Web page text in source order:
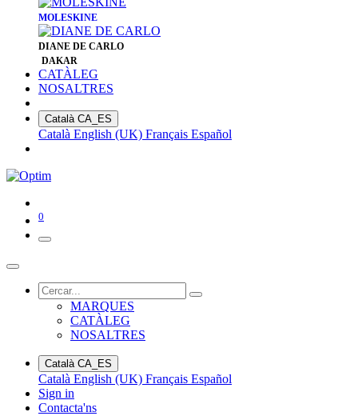
MOLESKINE
DIANE DE CARLO
DAKAR
CATÀLEG
NOSALTRES
Català CA_ES
Català English (UK) Français Español
0
MARQUES
CATÀLEG
NOSALTRES
Català CA_ES
Català English (UK) Français Español
Sign in
Contacta'ns